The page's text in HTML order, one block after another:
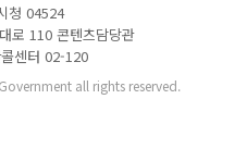
청 04524
로 110 콘텐츠담당관
센터 02-120
all rights reserved.